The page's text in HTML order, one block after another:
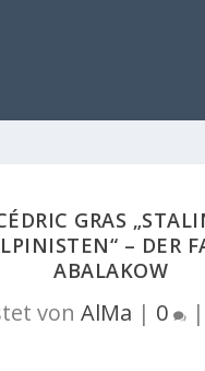
GRAS
– DER
ABALAKOW
von AlMa | 0 |